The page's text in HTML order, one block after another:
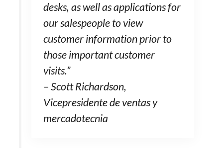
desks, as well as applications for
our salespeople to view
customer information prior to
those important customer
visits.”
– Scott Richardson,
Vicepresidente de ventas y
mercadotecnia